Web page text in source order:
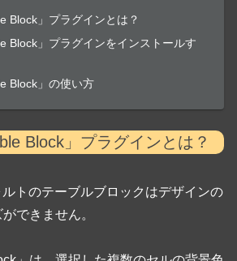
Block」プラグインとは？
Block」プラグインをインストールす
Block」の使い方
Block」プラグインとは？
トのテーブルブロックはデザインの
できません。